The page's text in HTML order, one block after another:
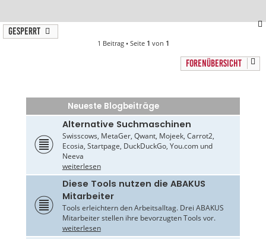
Gesperrt
1 Beitrag • Seite 1 von 1
FORENÜBERSICHT
Neueste Blogbeiträge
Alternative Suchmaschinen
Swisscows, MetaGer, Qwant, Mojeek, Carrot2,
Ecosia, Startpage, DuckDuckGo, You.com und
Neeva
weiterlesen
Diese Tools nutzen die ABAKUS
Mitarbeiter
Tools erleichtern den Arbeitsalltag. Drei ABAKUS
Mitarbeiter stellen ihre bevorzugten Tools vor.
weiterlesen